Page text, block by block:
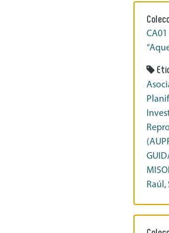
Raúl ,